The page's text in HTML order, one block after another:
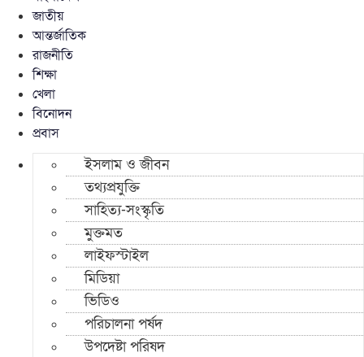
জাতীয়
আন্তর্জাতিক
রাজনীতি
শিক্ষা
খেলা
বিনোদন
প্রবাস
ইসলাম ও জীবন
তথ্যপ্রযুক্তি
সাহিত্য-সংস্কৃতি
মুক্তমত
লাইফস্টাইল
মিডিয়া
ভিডিও
পরিচালনা পর্ষদ
উপদেষ্টা পরিষদ